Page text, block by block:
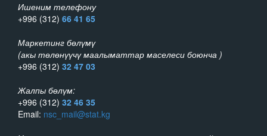
Ишеним телефону
+996 (312) 66 41 65
Маркетинг бөлүмү
(акы төлөнүүчү маалыматтар маселеси боюнча )
+996 (312) 32 47 03
Жалпы бөлүм:
+996 (312) 32 46 35
Email: nsc_mail@stat.kg